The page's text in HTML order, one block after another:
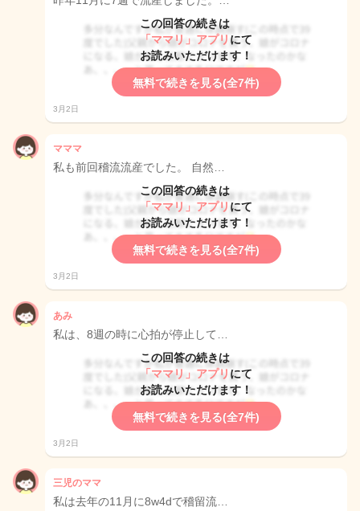
この回答の続きは
「ママリ」アプリ にて
お読みいただけます！
無料で続きを見る(全7件)
3月2日
マママ
私も前回稽流流産でした。 自然…
この回答の続きは
「ママリ」アプリ にて
お読みいただけます！
無料で続きを見る(全7件)
3月2日
あみ
私は、8週の時に心拍が停止して…
この回答の続きは
「ママリ」アプリ にて
お読みいただけます！
無料で続きを見る(全7件)
3月2日
三児のママ
私は去年の11月に8w4dで稽留流…